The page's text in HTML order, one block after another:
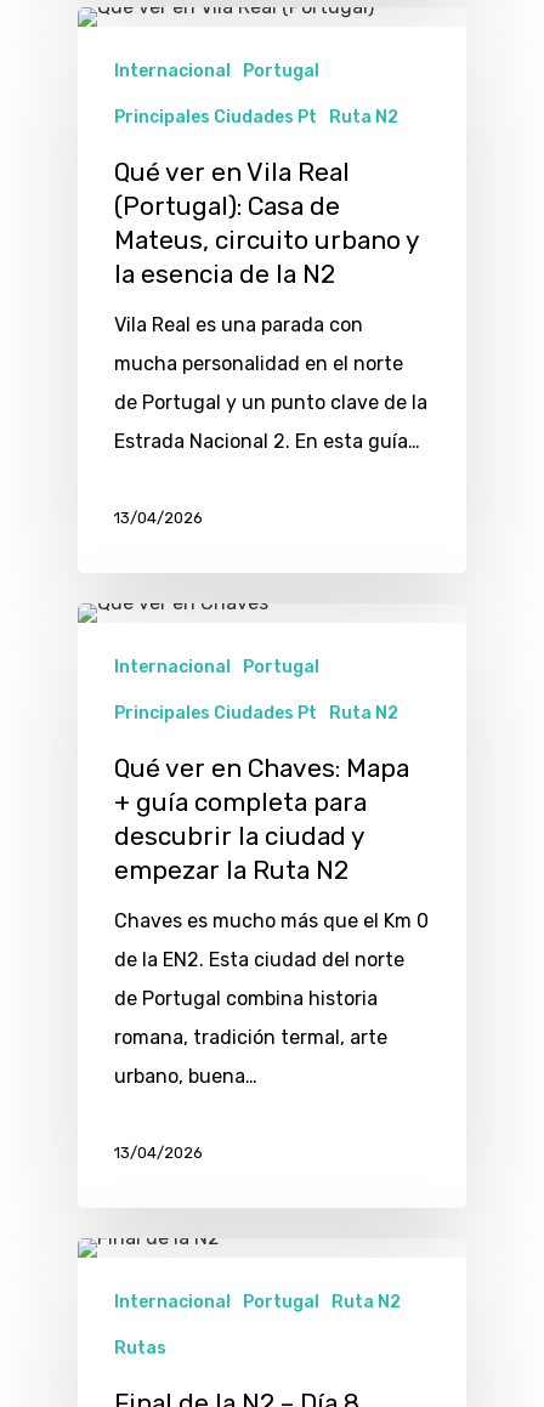
Internacional Portugal
Principales Ciudades Pt Ruta N2
Qué ver en Vila Real
(Portugal): Casa de
Mateus, circuito urbano y
la esencia de la N2
Vila Real es una parada con
mucha personalidad en el norte
de Portugal y un punto clave de la
Estrada Nacional 2. En esta guía…
13/04/2026
Internacional Portugal
Principales Ciudades Pt Ruta N2
Qué ver en Chaves: Mapa
+ guía completa para
descubrir la ciudad y
empezar la Ruta N2
Chaves es mucho más que el Km 0
de la EN2. Esta ciudad del norte
de Portugal combina historia
romana, tradición termal, arte
urbano, buena…
13/04/2026
Internacional Portugal Ruta N2
Rutas